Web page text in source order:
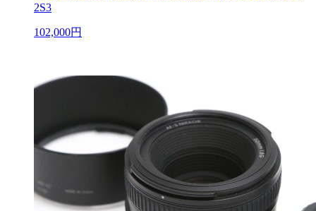
2S3
102,000円